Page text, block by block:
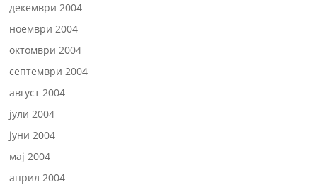
декември 2004
ноември 2004
октомври 2004
септември 2004
август 2004
јули 2004
јуни 2004
мај 2004
април 2004